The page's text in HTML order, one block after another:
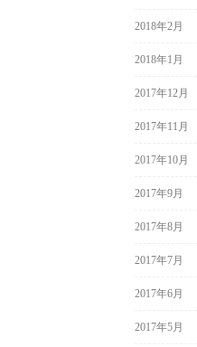
2018年2月
2018年1月
2017年12月
2017年11月
2017年10月
2017年9月
2017年8月
2017年7月
2017年6月
2017年5月